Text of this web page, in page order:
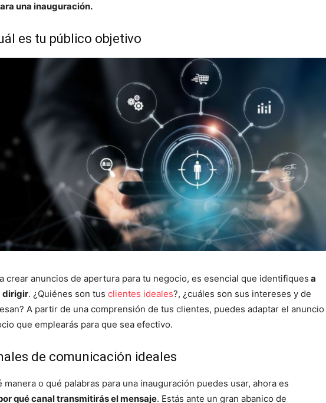
una inauguración.
es tu público objetivo
crear anuncios de apertura para tu negocio, es esencial que identifiques a
dirigir. ¿Quiénes son tus clientes ideales?, ¿cuáles son sus intereses y de
A partir de una comprensión de tus clientes, puedes adaptar el anuncio
que emplearás para que sea efectivo.
de comunicación ideales
o qué palabras para una inauguración puedes usar, ahora es
qué canal transmitirás el mensaje. Estás ante un gran abanico de